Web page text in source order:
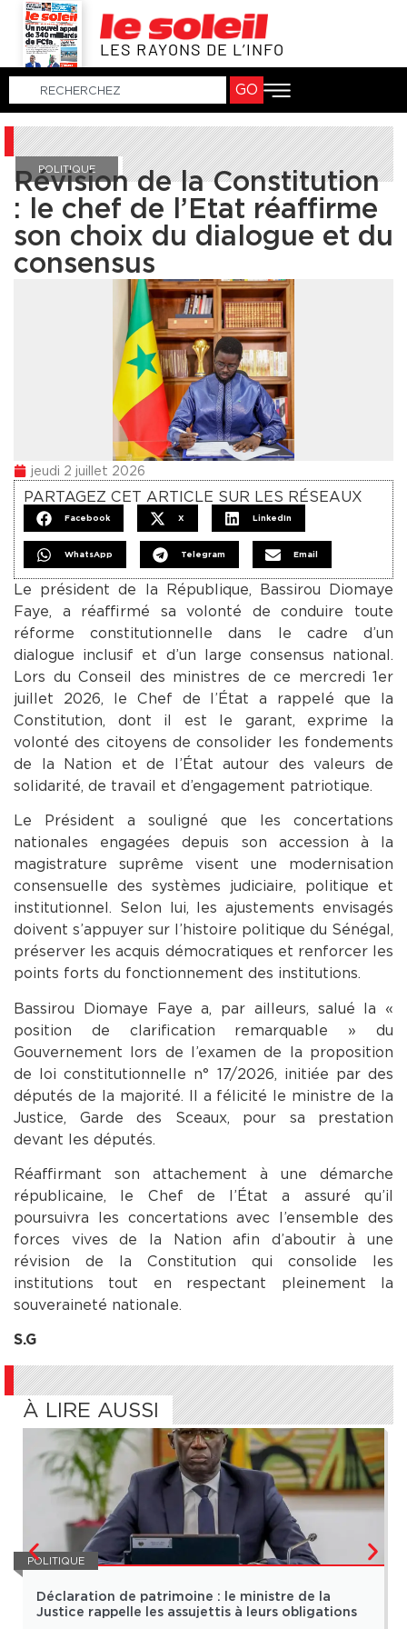
LES RAYONS DE L’INFO
GO
POLITIQUE
Révision de la Constitution
: le chef de l’Etat réaffirme
son choix du dialogue et du
consensus
jeudi 2 juillet 2026
PARTAGEZ CET ARTICLE SUR LES RÉSEAUX
Facebook X LinkedIn
WhatsApp Telegram Email
Le président de la République, Bassirou Diomaye
Faye, a réaffirmé sa volonté de conduire toute
réforme constitutionnelle dans le cadre d’un
dialogue inclusif et d’un large consensus national.
Lors du Conseil des ministres de ce mercredi 1er
juillet 2026, le Chef de l’État a rappelé que la
Constitution, dont il est le garant, exprime la
volonté des citoyens de consolider les fondements
de la Nation et de l’État autour des valeurs de
solidarité, de travail et d’engagement patriotique.
Le Président a souligné que les concertations
nationales engagées depuis son accession à la
magistrature suprême visent une modernisation
consensuelle des systèmes judiciaire, politique et
institutionnel. Selon lui, les ajustements envisagés
doivent s’appuyer sur l’histoire politique du Sénégal,
préserver les acquis démocratiques et renforcer les
points forts du fonctionnement des institutions.
Bassirou Diomaye Faye a, par ailleurs, salué la «
position de clarification remarquable » du
Gouvernement lors de l’examen de la proposition
de loi constitutionnelle n° 17/2026, initiée par des
députés de la majorité. Il a félicité le ministre de la
Justice, Garde des Sceaux, pour sa prestation
devant les députés.
Réaffirmant son attachement à une démarche
républicaine, le Chef de l’État a assuré qu’il
poursuivra les concertations avec l’ensemble des
forces vives de la Nation afin d’aboutir à une
révision de la Constitution qui consolide les
institutions tout en respectant pleinement la
souveraineté nationale.
S.G
À LIRE AUSSI
POLITIQUE
Déclaration de patrimoine : le ministre de la
Justice rappelle les assujettis à leurs obligations